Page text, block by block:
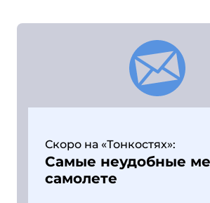
Скоро на «Тонкостях»:
Самые неудобные
самолете